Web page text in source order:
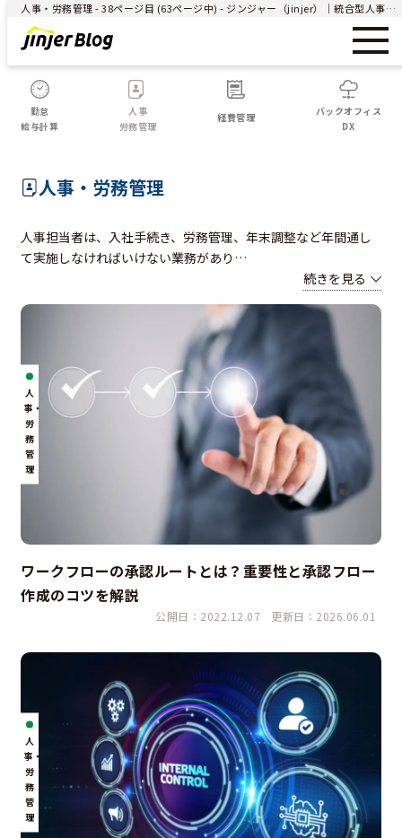
人事・労務管理 - 38ページ目 (63ページ中) - ジンジャー（jinjer）｜統合型人事システム
勤怠
給与計算
人事
労務管理
経費管理
バックオフィス
DX
人事・労務管理
人事担当者は、入社手続き、労務管理、年末調整など年間通し
て実施しなければいけない業務があり …
続きを見る
人
事・
労
務
管
理
ワークフローの承認ルートとは？重要性と承認フロー
作成のコツを解説
公開日：2022.12.07 更新日：2026.06.01
人
事・
労
務
管
理